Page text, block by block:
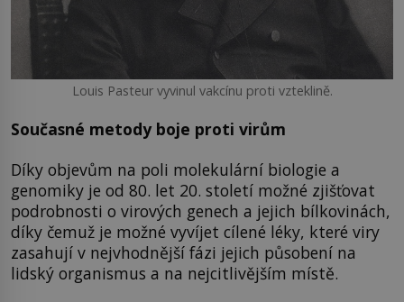
Louis Pasteur vyvinul vakcínu proti vzteklině.
Současné metody boje proti virům
Díky objevům na poli molekulární biologie a
genomiky je od 80. let 20. století možné zjišťovat
podrobnosti o virových genech a jejich bílkovinách,
díky čemuž je možné vyvíjet cílené léky, které viry
zasahují v nejvhodnější fázi jejich působení na
lidský organismus a na nejcitlivějším místě.